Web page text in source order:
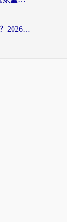
国外用什么加速器玩奇迹MU最好？2026海外玩家国服游戏加速全攻略